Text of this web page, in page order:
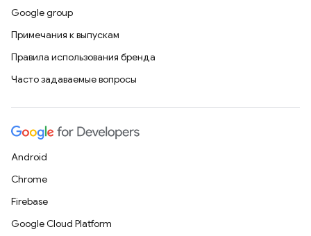
Google group
Примечания к выпускам
Правила использования бренда
Часто задаваемые вопросы
Android
Chrome
Firebase
Google Cloud Platform